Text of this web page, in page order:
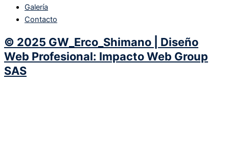
Galería
Contacto
© 2025 GW_Erco_Shimano | Diseño
Web Profesional: Impacto Web Group
SAS